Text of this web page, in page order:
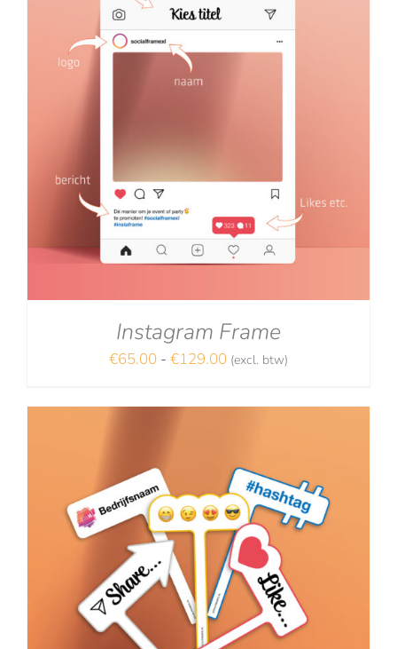
Instagram Frame
€65.00 - €129.00Prijsklasse:
tot
(excl. btw)